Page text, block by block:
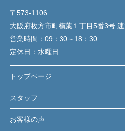
〒573-1106
大阪府枚方市町楠葉１丁目5番3号
営業時間： 09：30～18：30
定休日： 水曜日
トップページ
スタッフ
お客様の声